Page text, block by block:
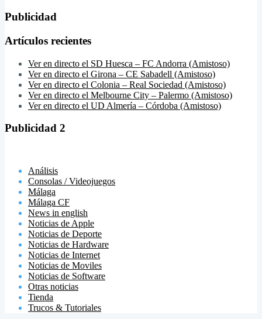
Publicidad
Artículos recientes
Ver en directo el SD Huesca – FC Andorra (Amistoso)
Ver en directo el Girona – CE Sabadell (Amistoso)
Ver en directo el Colonia – Real Sociedad (Amistoso)
Ver en directo el Melbourne City – Palermo (Amistoso)
Ver en directo el UD Almería – Córdoba (Amistoso)
Publicidad 2
Análisis
Consolas / Videojuegos
Málaga
Málaga CF
News in english
Noticias de Apple
Noticias de Deporte
Noticias de Hardware
Noticias de Internet
Noticias de Moviles
Noticias de Software
Otras noticias
Tienda
Trucos & Tutoriales